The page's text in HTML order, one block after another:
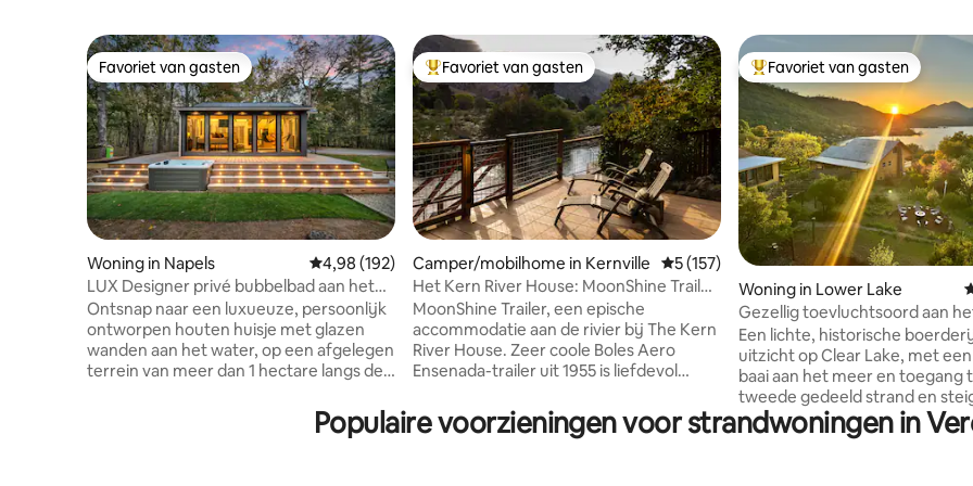
Favoriet van gasten
Favoriet van gasten
Woning in Napels Gemiddelde beoordeling van 4,98 op 5, 192 recensies
4,98 (192)
LUX Designer privé bubbelbad aan het
water - Afgezonderd
Ontsnap naar een luxueuze, persoonlijk
ontworpen houten huisje met glazen
wanden aan het water, op een afgelegen
terrein van meer dan 1 hectare langs de
slingert eromheen en biedt totale
privacy, jullie eigen zandstrand, een
Topfavoriet van gasten
Favoriet van gasten
Camper/mobilhome in Kernville Gemiddelde beoordeling van 5 op 5, 157
5 (157)
Het Kern River House: MoonShine Trailer
Waterfront
MoonShine Trailer, een epische
accommodatie aan de rivier bij The Kern
River House. Zeer coole Boles Aero
Ensenada-trailer uit 1955 is liefdevol
altijd thuis op een prachtige plek aan de
Kern River, net ten zuiden van Big Daddy
Topfavoriet van gasten
Favoriet van gasten
Woning in Lower Lake
Gezellig toevluchtsoord aan
privé-paden en strand
Een lichte, historische
uitzicht op Clear Lake, met
baai aan het meer en toegang
tweede gedeeld strand en
Schilderachtige uitzichten,
en ruime binnen- en
Populaire voorzieningen voor strandwoningen in